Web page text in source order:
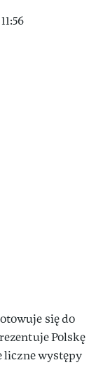
się do
Polskę
liczne występy